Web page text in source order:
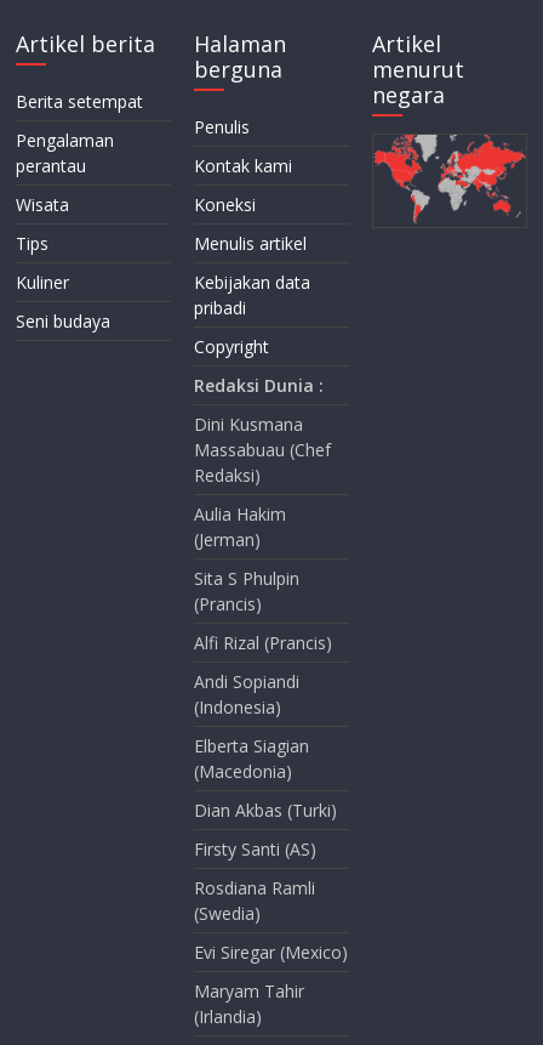
Artikel berita
Berita setempat
Pengalaman
perantau
Wisata
Tips
Kuliner
Seni budaya
Halaman
berguna
Penulis
Kontak kami
Koneksi
Menulis artikel
Kebijakan data
pribadi
Copyright
Redaksi Dunia :
Dini Kusmana
Massabuau (Chef
Redaksi)
Aulia Hakim
(Jerman)
Sita S Phulpin
(Prancis)
Alfi Rizal (Prancis)
Andi Sopiandi
(Indonesia)
Elberta Siagian
(Macedonia)
Dian Akbas (Turki)
Firsty Santi (AS)
Rosdiana Ramli
(Swedia)
Evi Siregar (Mexico)
Maryam Tahir
(Irlandia)
Artikel
menurut
negara